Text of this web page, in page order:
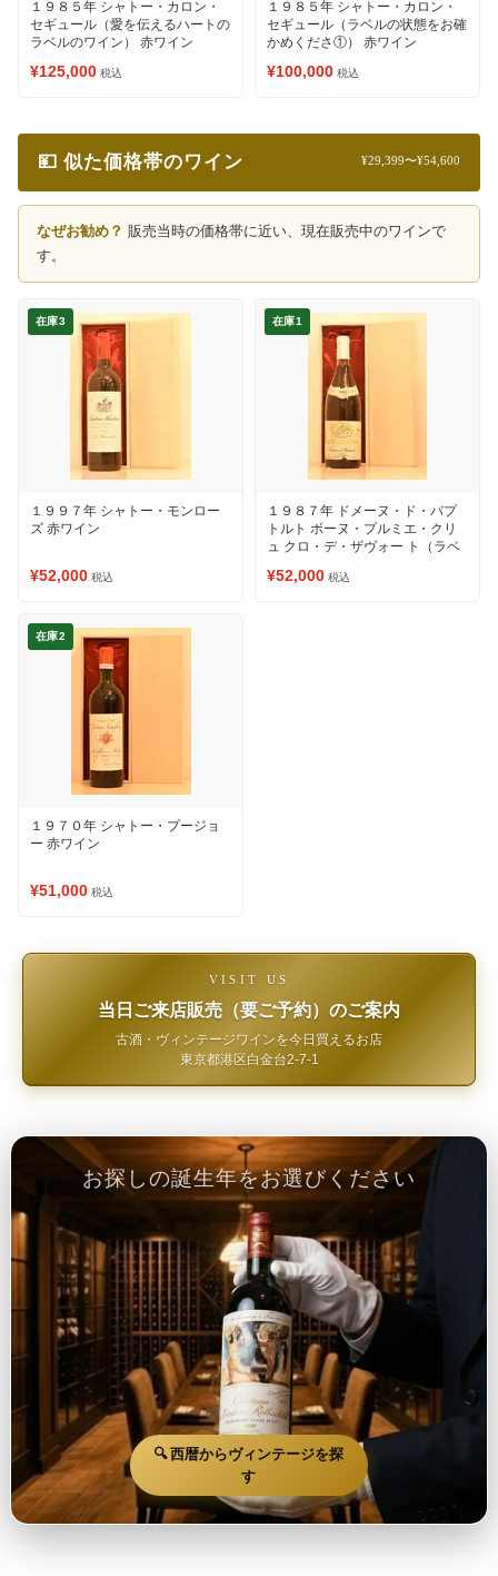
１９８５年 シャトー・カロン・
セギュール（愛を伝えるハートの
ラベルのワイン） 赤ワイン
¥125,000 税込
１９８５年 シャトー・カロン・
セギュール（ラベルの状態をお確
かめくださ①） 赤ワイン
¥100,000 税込
💴 似た価格帯のワイン ¥29,399〜¥54,600
なぜお勧め？ 販売当時の価格帯に近い、現在販売中のワインで
す。
在庫3
１９９７年 シャトー・モンロー
ズ 赤ワイン
¥52,000 税込
在庫1
１９８７年 ドメーヌ・ド・バプ
トルト ボーヌ・プルミエ・クリ
ュ クロ・デ・ザヴォー ト（ラベ
赤ワイン
¥52,000 税込
在庫2
１９７０年 シャトー・プージョ
ー 赤ワイン
¥51,000 税込
VISIT US
当日ご来店販売（要ご予約）のご案内
古酒・ヴィンテージワインを今日買えるお店
東京都港区白金台2-7-1
お探しの誕生年をお選びください
🔍 西暦からヴィンテージを探
す